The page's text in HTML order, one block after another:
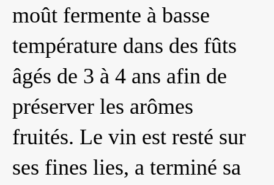
moût fermente à basse
température dans des fûts
âgés de 3 à 4 ans afin de
préserver les arômes
fruités. Le vin est resté sur
ses fines lies, a terminé sa